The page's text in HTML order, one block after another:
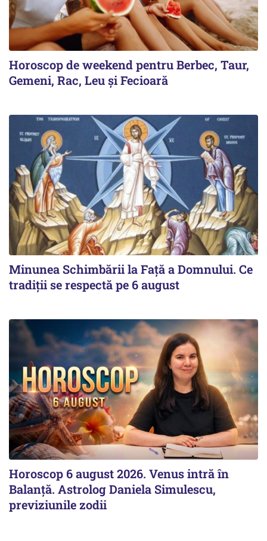
Horoscop de weekend pentru Berbec, Taur,
Gemeni, Rac, Leu și Fecioară
Minunea Schimbării la Față a Domnului. Ce
tradiții se respectă pe 6 august
Horoscop 6 august 2026. Venus intră în
Balanță. Astrolog Daniela Simulescu,
previziunile zodii